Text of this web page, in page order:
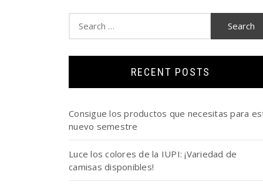
for:
RECENT POSTS
Consigue los productos que necesitas para
nuevo semestre
Luce los colores de la IUPI: ¡Variedad de
camisas disponibles!